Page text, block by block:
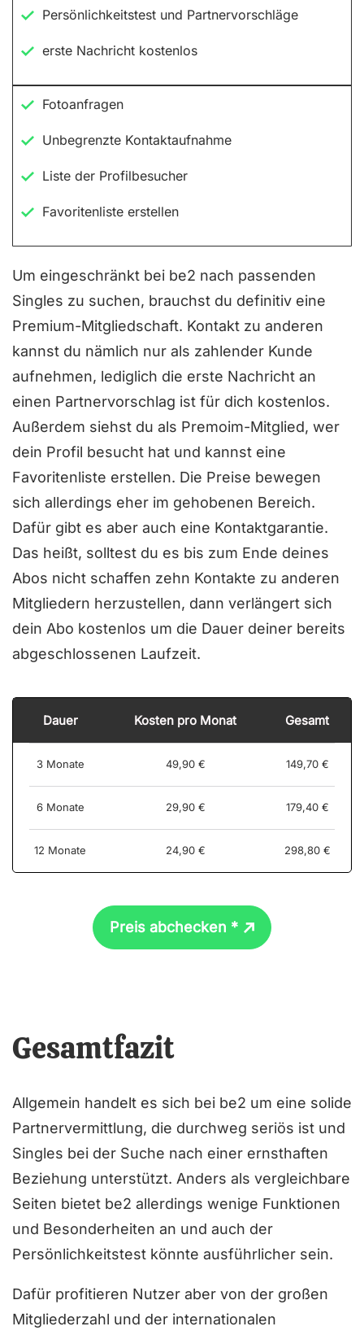
t
e
t
4
n
5
Persönlichkeitstest und Partnervorschläge
erste Nachricht kostenlos
Fotoanfragen
Unbegrenzte Kontaktaufnahme
Liste der Profilbesucher
Favoritenliste erstellen
Um eingeschränkt bei be2 nach passenden
Singles zu suchen, brauchst du definitiv eine
Premium-Mitgliedschaft. Kontakt zu anderen
kannst du nämlich nur als zahlender Kunde
aufnehmen, lediglich die erste Nachricht an
einen Partnervorschlag ist für dich kostenlos.
Außerdem siehst du als Premoim-Mitglied, wer
dein Profil besucht hat und kannst eine
Favoritenliste erstellen. Die Preise bewegen
sich allerdings eher im gehobenen Bereich.
Dafür gibt es aber auch eine Kontaktgarantie.
Das heißt, solltest du es bis zum Ende deines
Abos nicht schaffen zehn Kontakte zu anderen
Mitgliedern herzustellen, dann verlängert sich
dein Abo kostenlos um die Dauer deiner bereits
abgeschlossenen Laufzeit.
Dauer Kosten pro Monat Gesamt
3 Monate 49,90 € 149,70 €
6 Monate 29,90 € 179,40 €
12 Monate 24,90 € 298,80 €
Preis abchecken *
Gesamtfazit
Allgemein handelt es sich bei be2 um eine solide
Partnervermittlung, die durchweg seriös ist und
Singles bei der Suche nach einer ernsthaften
Beziehung unterstützt. Anders als vergleichbare
Seiten bietet be2 allerdings wenige Funktionen
und Besonderheiten an und auch der
Persönlichkeitstest könnte ausführlicher sein.
Dafür profitieren Nutzer aber von der großen
Mitgliederzahl und der internationalen